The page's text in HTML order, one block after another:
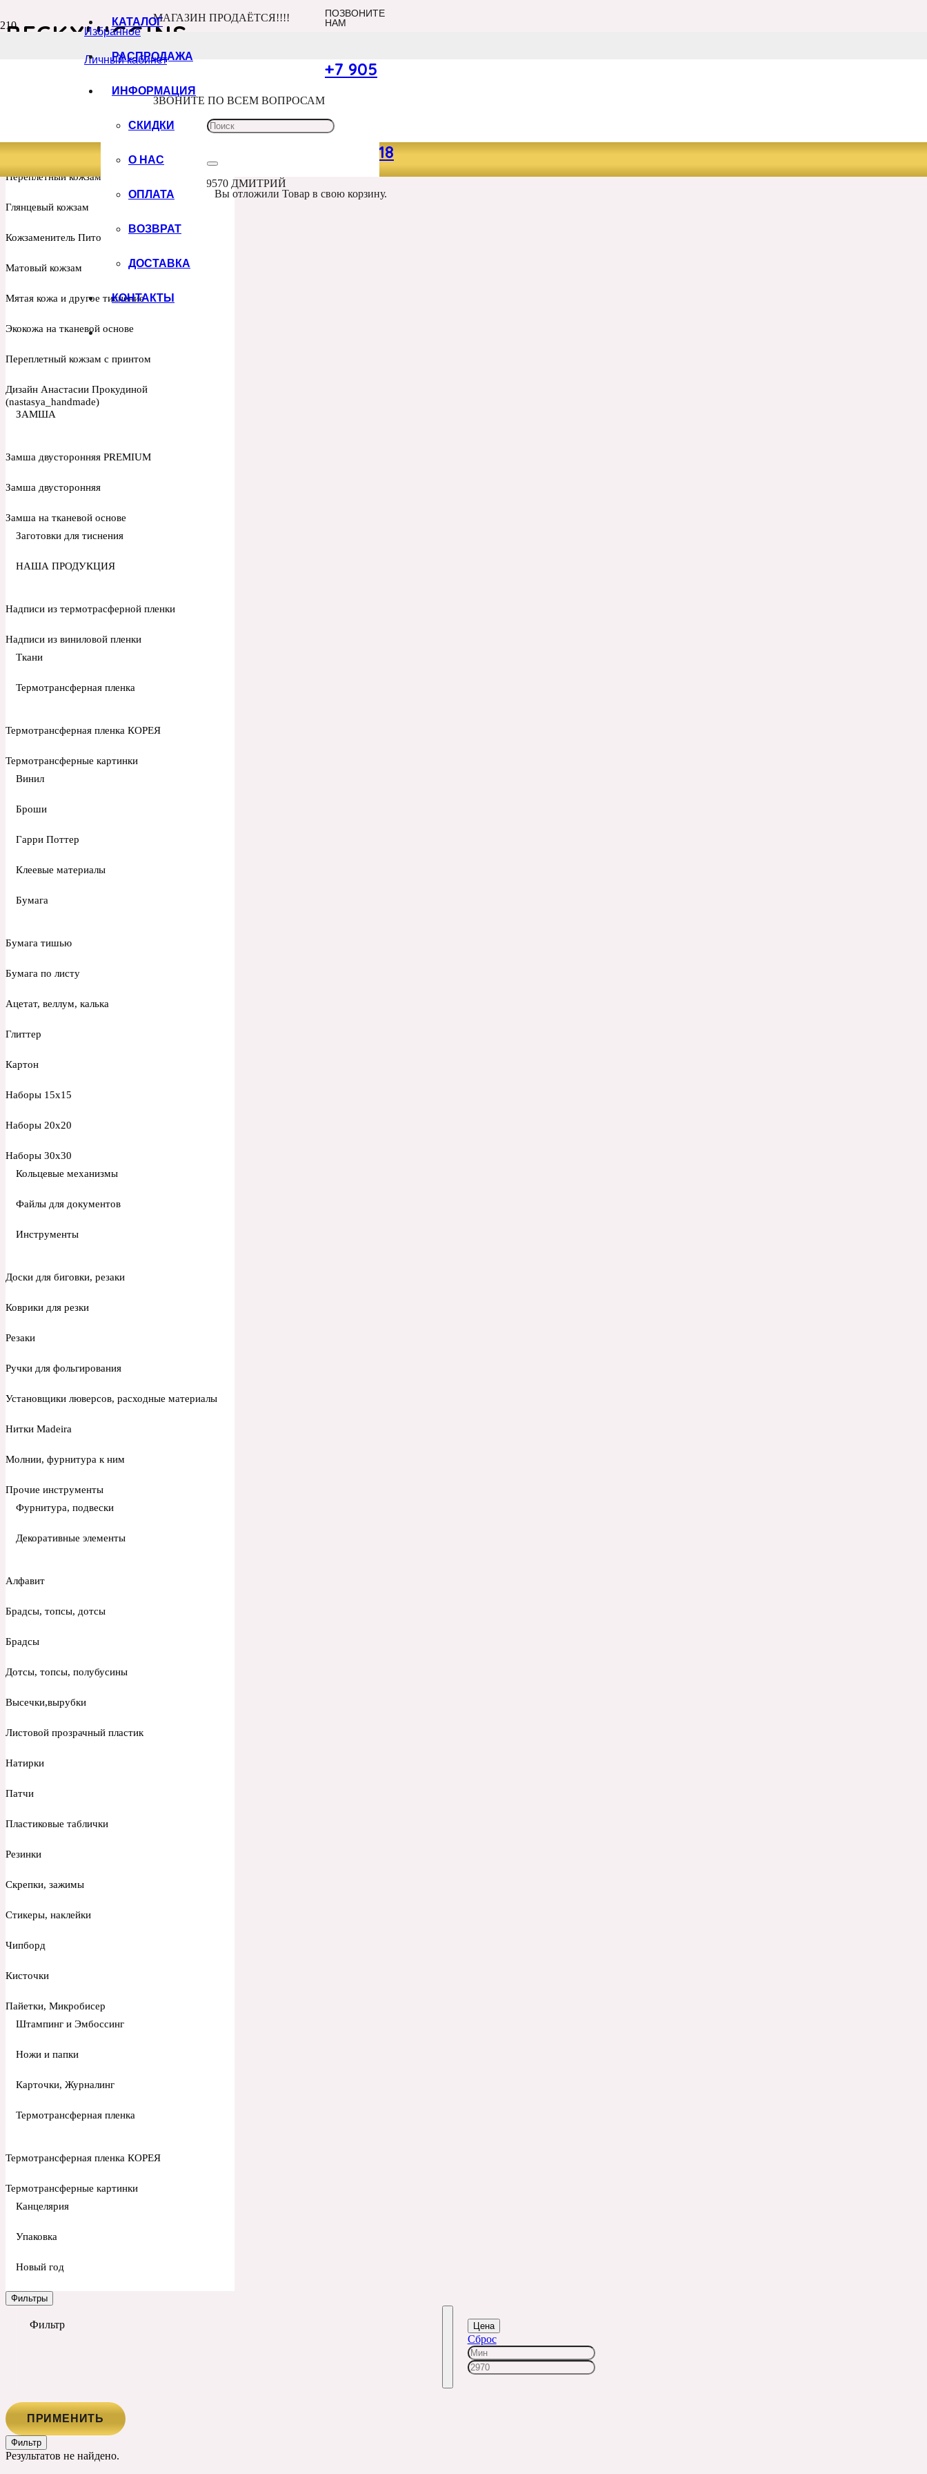
Избранное
Личный кабинет
МАГАЗИН ПРОДАЁТСЯ!!!!
ЗВОНИТЕ ПО ВСЕМ ВОПРОСАМ
+7 960 100 9570 ДМИТРИЙ
ПОЗВОНИТЕ
НАМ
+7 905
049 13 18
КАТАЛОГ
РАСПРОДАЖА
ИНФОРМАЦИЯ
СКИДКИ
О НАС
ОПЛАТА
ВОЗВРАТ
ДОСТАВКА
КОНТАКТЫ
Вы отложилиТовар в свою корзину.
BECKYHIGGINS
Товар Производитель
ИНДИВИДУАЛЬНЫЙ ПРИНТ
Переплетный кожзам ИТАЛИЯ
Глянцевый кожзам
Кожзаменитель Питон и рептилии Италия
Матовый кожзам
Мятая кожа и другое тиснение
Экокожа на тканевой основе
Переплетный кожзам с принтом
Дизайн Анастасии Прокудиной
(nastasya_handmade)
ЗАМША
Замша двусторонняя PREMIUM
Замша двусторонняя
Замша на тканевой основе
Заготовки для тиснения
НАША ПРОДУКЦИЯ
Надписи из термотрасферной пленки
Надписи из виниловой пленки
Ткани
Термотрансферная пленка
Термотрансферная пленка КОРЕЯ
Термотрансферные картинки
Винил
Броши
Гарри Поттер
Клеевые материалы
Бумага
Бумага тишью
Бумага по листу
Ацетат, веллум, калька
Глиттер
Картон
Наборы 15х15
Наборы 20х20
Наборы 30х30
Кольцевые механизмы
Файлы для документов
Инструменты
Доски для биговки, резаки
Коврики для резки
Резаки
Ручки для фольгирования
Установщики люверсов, расходные материалы
Нитки Madeira
Молнии, фурнитура к ним
Прочие инструменты
Фурнитура, подвески
Декоративные элементы
Алфавит
Брадсы, топсы, дотсы
Брадсы
Дотсы, топсы, полубусины
Высечки,вырубки
Листовой прозрачный пластик
Натирки
Патчи
Пластиковые таблички
Резинки
Скрепки, зажимы
Стикеры, наклейки
Чипборд
Кисточки
Пайетки, Микробисер
Штампинг и Эмбоссинг
Ножи и папки
Карточки, Журналинг
Термотрансферная пленка
Термотрансферная пленка КОРЕЯ
Термотрансферные картинки
Канцелярия
Упаковка
Новый год
Фильтры
Фильтр Цена
Сброс
ПРИМЕНИТЬ
Фильтр
Результатов не найдено.